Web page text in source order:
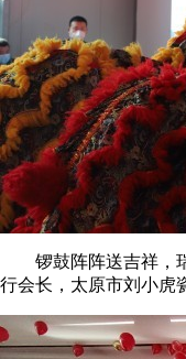
锣鼓阵阵送吉祥，瑞
行会长，太原市刘小虎